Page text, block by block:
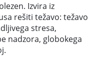
Izvira iz
rešiti težavo: težavo
stresa,
nadzora, globokega